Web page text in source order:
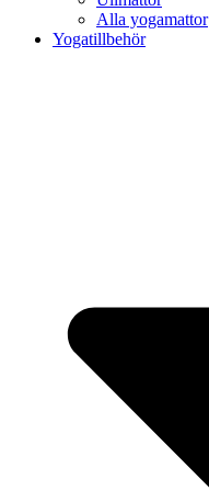
Alla yogamattor
Yogatillbehör